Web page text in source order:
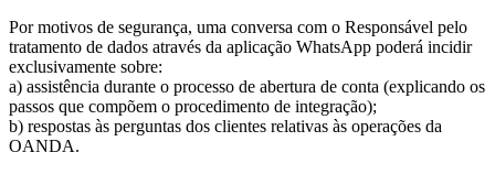
Por motivos de segurança, uma conversa com o Responsável pelo
tratamento de dados através da aplicação WhatsApp poderá incidir
exclusivamente sobre:
a) assistência durante o processo de abertura de conta (explicando os
passos que compõem o procedimento de integração);
b) respostas às perguntas dos clientes relativas às operações da
OANDA.